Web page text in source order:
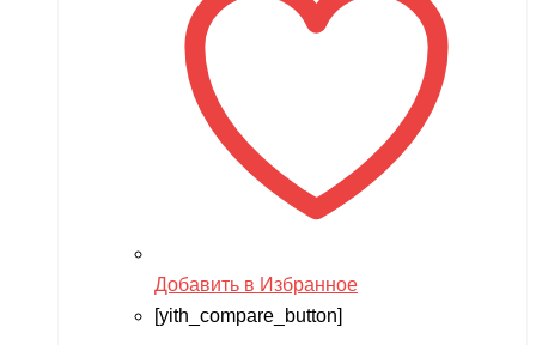
Добавить в Избранное
[yith_compare_button]